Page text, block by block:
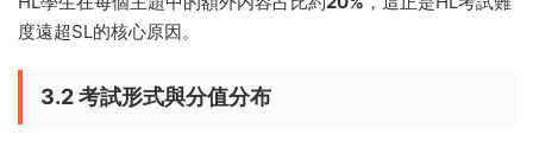
度遠超SL的核心原因。
3.2 考試形式與分值分布